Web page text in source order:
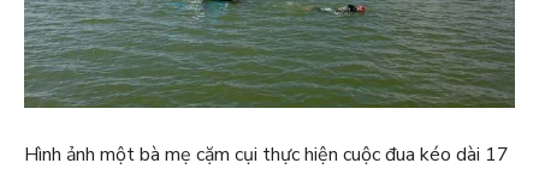
Hình ảnh một bà mẹ cặm cụi thực hiện cuộc đua kéo dài 17